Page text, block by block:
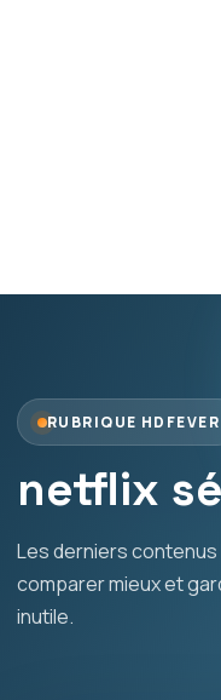
RUBRIQUE HDFEVER
netflix
Les derniers contenus
comparer mieux et
inutile.